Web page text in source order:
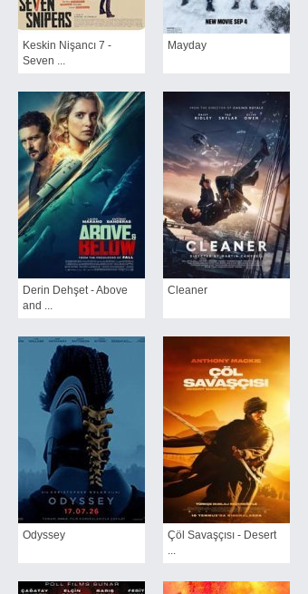
Keskin Nişancı 7 -
Seven ...
Mayday
Derin Dehşet - Above
and ...
Cleaner
Odyssey
Çöl Savaşçısı - Desert
...